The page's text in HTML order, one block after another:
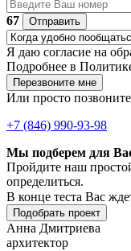
67
Отправить
Я даю согласие на
Подробнее в
Перезвоните мне
Или просто
+7 (846) 990-93-98
Мы подберем для
Пройдите наш
определиться.
В конце теста Вас
Подобрать проект
Анна Дмитриева
архитектор